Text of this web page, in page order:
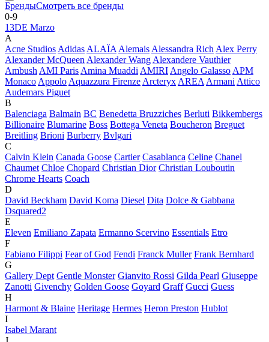
БрендыСмотреть все бренды
0-9
13DE Marzo
A
Acne StudiosAdidasALAÏAAlemaisAlessandra RichAlex Perry
Alexander McQueenAlexander WangAlexandere Vauthier
AmbushAMI ParisAmina MuaddiAMIRIAngelo GalassoAPM
MonacoAppoloAquazzura FirenzeArcteryxAREAArmaniAttico
Audemars Piguet
B
Balenciaga Balmain BC Benedetta Bruzziches Berluti Bikkembergs
Billionaire Blumarine Boss Bottega Veneta Boucheron Breguet
Breitling Brioni Burberry Bvlgari
C
Calvin Klein Canada Goose Cartier Casablanca Celine Chanel
Chaumet Chloe Chopard Christian Dior Christian Louboutin
Chrome Hearts Coach
D
David Beckham David Koma Diesel Dita Dolce & Gabbana
Dsquared2
E
Eleven Emiliano Zapata Ermanno Scervino Essentials Etro
F
Fabiano Filippi Fear of God Fendi Franck Muller Frank Bernhard
G
Gallery Dept Gentle Monster Gianvito Rossi Gilda Pearl Giuseppe
Zanotti Givenchy Golden Goose Goyard Graff Gucci Guess
H
Harmont & Blaine Heritage Hermes Heron Preston Hublot
I
Isabel Marant